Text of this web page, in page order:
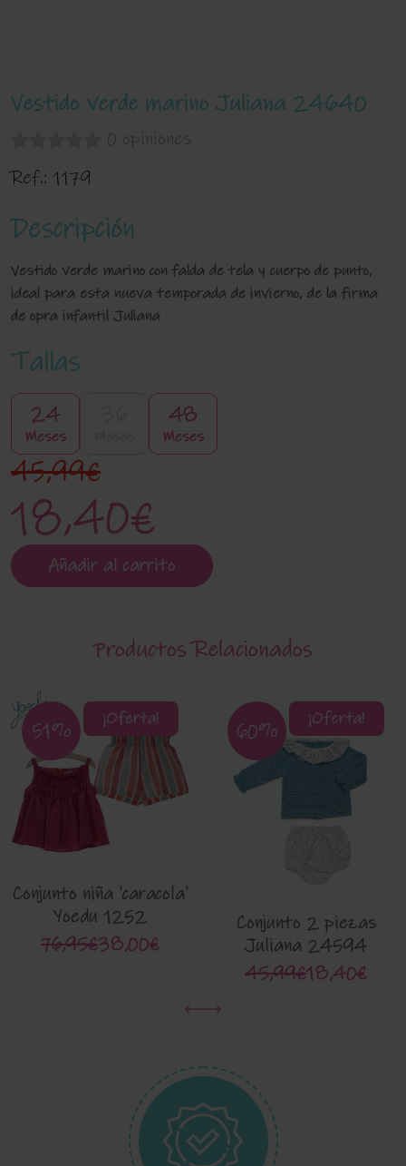
Vestido verde marino Juliana 24640
0 opiniones
Ref.: 1179
Descripción
Vestido verde marino con falda de tela y cuerpo de punto,
ideal para esta nueva temporada de invierno, de la firma
de opra infantil Juliana
Tallas
24
Meses
48
Meses
18,40€
45,99€
Añadir al carrito
Productos Relacionados
¡Oferta!
51%
Conjunto niña 'caracola'
Yoedu 1252
76,95€38,00€
¡Oferta!
60%
Conjunto 2 piezas
Juliana 24594
45,99€18,40€